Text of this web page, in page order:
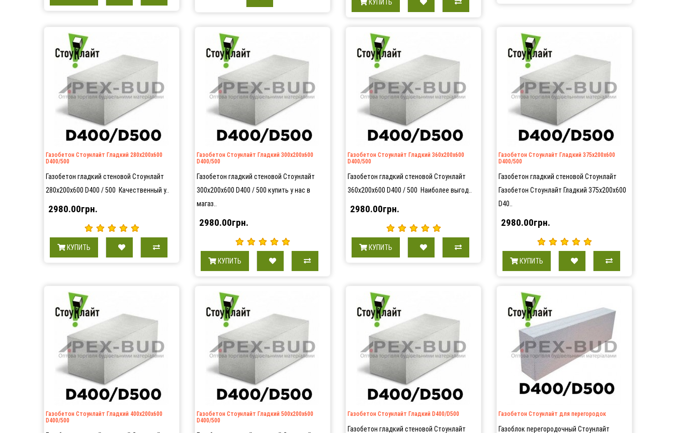
КУПИТЬ
Газобетон Стоунлайт Гладкий 280х200х600
D400/500
Газобетон гладкий стеновой Стоунлайт
280х200х600 D400 / 500 Качественный у..
2980.00грн.
КУПИТЬ
Газобетон Стоунлайт Гладкий 300х200х600
D400/500
Газобетон гладкий стеновой Стоунлайт
300х200х600 D400 / 500 купить у нас в
магаз..
2980.00грн.
КУПИТЬ
Газобетон Стоунлайт Гладкий 360х200х600
D400/500
Газобетон гладкий стеновой Стоунлайт
360х200х600 D400 / 500 Наиболее выгод..
2980.00грн.
КУПИТЬ
Газобетон Стоунлайт Гладкий 375х200х600
D400/500
Газобетон гладкий стеновой Стоунлайт
Газобетон Стоунлайт Гладкий 375х200х600
D40..
2980.00грн.
КУПИТЬ
Газобетон Стоунлайт Гладкий 400х200х600
D400/500
Газобетон Стоунлайт Гладкий 500х200х600
D400/500
Газобетон Стоунлайт Гладкий D400/D500
Газобетон гладкий стеновой Стоунлайт
Газобетон Стоунлайт для перегородок
Газоблок перегородочный Стоунлайт